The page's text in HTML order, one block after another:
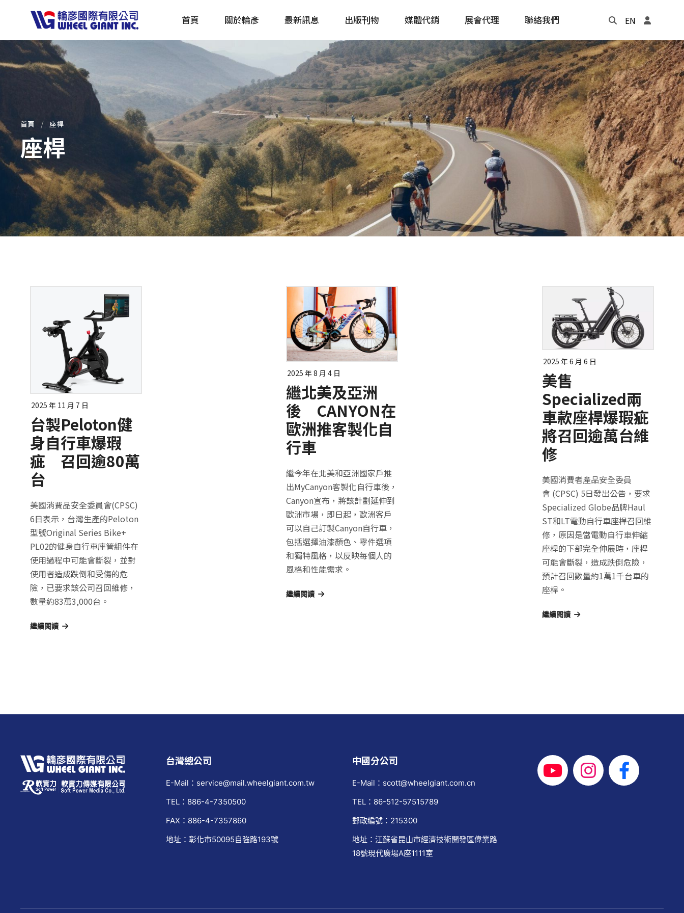
首頁 關於輪彥 最新訊息 出版刊物
產品採購指南 TBS
全球電動自行車專刊 EBS
自行車&電動車市場快訊
Bike & E-Bike Market
Update
單車誌 Cycling Update
簡體版 單車志 Bicycling
戶外探索 Outside
主題書籍
年度記事本
媒體代銷 展會代理 聯絡我們 EN
首頁 座桿
座桿
2025 年 11 月 7 日
台製Peloton健
身自行車爆瑕
疵 召回逾80萬
台
美國消費品安全委員會(CPSC)
6日表示，台灣生產的Peloton
型號Original Series Bike+
PL02的健身自行車座管組件在
使用過程中可能會斷裂，並對
使用者造成跌倒和受傷的危
險，已要求該公司召回維修，
數量約83萬3,000台。
繼續閱讀
2025 年 8 月 4 日
繼北美及亞洲
後 CANYON在
歐洲推客製化自
行車
繼今年在北美和亞洲國家戶推
出MyCanyon客製化自行車後，
Canyon宣布，將該計劃延伸到
歐洲市場，即日起，歐洲客戶
可以自己訂製Canyon自行車，
包括選擇油漆顏色、零件選項
和獨特風格，以反映每個人的
風格和性能需求。
繼續閱讀
2025 年 6 月 6 日
美售
Specialized兩
車款座桿爆瑕疵
將召回逾萬台維
修
美國消費者產品安全委員
會 (CPSC) 5日發出公告，要求
Specialized Globe品牌Haul
ST和LT電動自行車座桿召回維
修，原因是當電動自行車伸縮
座桿的下部完全伸展時，座桿
可能會斷裂，造成跌倒危險，
預計召回數量約1萬1千台車的
座桿。
繼續閱讀
台灣總公司
E-Mail：service@mail.wheelgiant.com.tw
TEL：886-4-7350500
FAX：886-4-7357860
地址：彰化市50095自強路193號
中國分公司
E-Mail：scott@wheelgiant.com.cn
TEL：86-512-57515789
郵政編號：215300
地址：江蘇省昆山市經濟技術開發區偉業路
18號現代廣場A座1111室